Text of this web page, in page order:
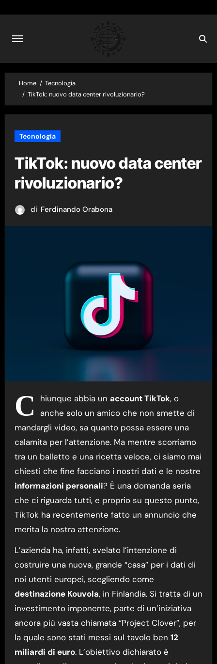
content
Home
Tecnologia
TikTok: nuovo data center rivoluzionario?
Tecnologia
TikTok: nuovo data center
rivoluzionario?
di Ferdinando Orabona
C hiunque abbia un account TikTok, o
anche solo un amico che non smette di
mandargli video, sa quanto possa essere una
calamita per l’attenzione. Ma mentre scorriamo
tra un balletto e una ricetta veloce, ci siamo mai
chiesti che fine facciano i nostri dati e le nostre
informazioni personali? È una domanda seria
che ci riguarda tutti, e proprio su questo punto,
TikTok ha recentemente fatto un annuncio che
merita la nostra attenzione.
L’azienda ha, infatti, svelato l’intenzione di
costruire una nuova, grande “casa” per i dati di
noi utenti europei, scegliendo come
destinazione Kouvola, in Finlandia. Si tratta di un
investimento imponente, parte di un’iniziativa
ancora più vasta chiamata “Project Clover”, per
la quale sono stati messi sul tavolo ben 12
miliardi di euro. L’obiettivo dichiarato è